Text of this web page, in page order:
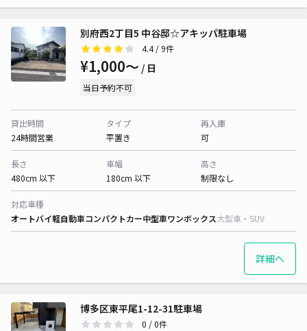
別府西2丁目5 中谷邸☆アキッパ駐車場
4.4/ 9件
¥1,000〜 / 日
当日予約不可
貸出時間
24時間営業
タイプ
平置き
再入庫
可
長さ
480cm 以下
車幅
180cm 以下
高さ
制限なし
対応車種
オートバイ軽自動車コンパクトカー中型車ワンボックス大型車・SUV
詳細へ
博多区東平尾1-12-31駐車場
0 / 0件